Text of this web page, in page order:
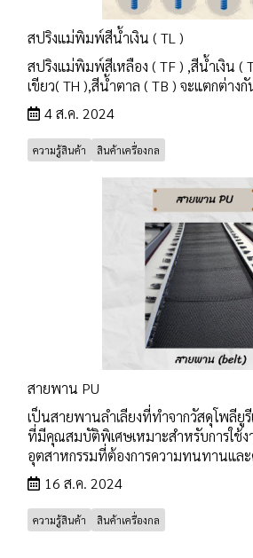
สปริงแม่พิมพ์สีน้ำเงิน ( TL )
สปริงแม่พิมพ์สีเหลือง ( TF ) ,สีน้ำเงิน (
เขียว( TH ),สีน้ำตาล ( TB ) จะแตกต่างกั
4 ส.ค. 2024
ความรู้สินค้า สินค้าเครื่องกล
สายพาน PU
เป็นสายพานลำเลียงที่ทำจากวัสดุโพลียู
ที่มีคุณสมบัติพิเศษเหมาะสำหรับการใช้ง
อุตสาหกรรมที่ต้องการความทนทานแล
16 ส.ค. 2024
ความรู้สินค้า สินค้าเครื่องกล